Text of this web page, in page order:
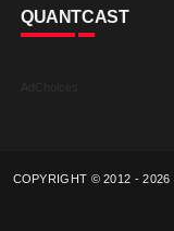
QUANTCAST
COPYRIGHT © 2012 -2026